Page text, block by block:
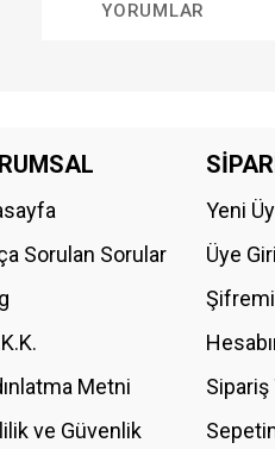
YORUMLAR
bozuk veya görüntülenemiyor.
daha pahalı.
alternatifler olmalı.
Sorulan Sorular
Metni
ve Güvenlik
Yeni
Üye
Sipariş